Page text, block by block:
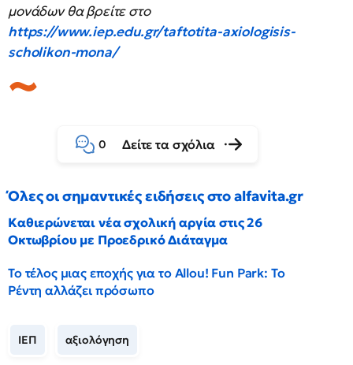
μονάδων θα βρείτε στο
https://www.iep.edu.gr/taftotita-axiologisis-
scholikon-mona/
0 Δείτε τα σχόλια
Όλες οι σημαντικές ειδήσεις στο alfavita.gr
Καθιερώνεται νέα σχολική αργία στις 26
Οκτωβρίου με Προεδρικό Διάταγμα
Το τέλος μιας εποχής για το Allou! Fun Park: Το
Ρέντη αλλάζει πρόσωπο
ΙΕΠ αξιολόγηση